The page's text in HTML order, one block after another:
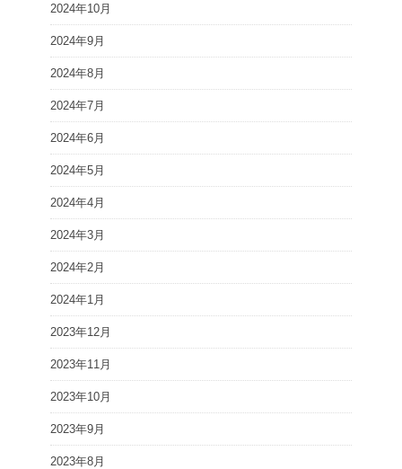
2024年10月
2024年9月
2024年8月
2024年7月
2024年6月
2024年5月
2024年4月
2024年3月
2024年2月
2024年1月
2023年12月
2023年11月
2023年10月
2023年9月
2023年8月